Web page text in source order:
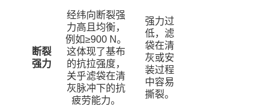
断裂
强力
经纬向断裂强
力高且均衡，
例如≥900 N。
这体现了基布
的抗拉强度，
关乎滤袋在清
灰脉冲下的抗
疲劳能力。
强力过
低，滤
袋在清
灰或安
装过程
中容易
撕裂。